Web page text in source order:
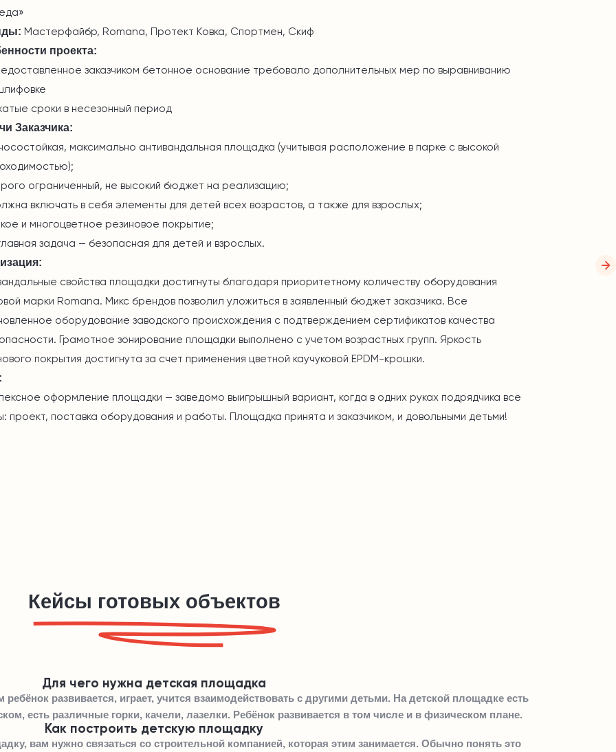
Мастерфайбр, Romana, Протект Ковка, Спортмен, Скиф
проекта:
заказчиком бетонное основание требовало дополнительных мер по выравниванию
сроки в несезонный период
Заказчика:
максимально антивандальная площадка (учитывая расположение в парке с высокой
ограниченный, не высокий бюджет на реализацию;
включать в себя элементы для детей всех возрастов, а также для взрослых;
и многоцветное резиновое покрытие;
задача — безопасная для детей и взрослых.
свойства площадки достигнуты благодаря приоритетному количеству оборудования
марки Romana. Микс брендов позволил уложиться в заявленный бюджет заказчика. Все
оборудование заводского происхождения с подтверждением сертификатов качества
Грамотное зонирование площадки выполнено с учетом возрастных групп. Яркость
покрытия достигнута за счет применения цветной каучуковой EPDM-крошки.
оформление площадки — заведомо выигрышный вариант, когда в одних руках подрядчика все
проект, поставка оборудования и работы. Площадка принята и заказчиком, и довольными детьми!
Кейсы готовых объектов
Для чего нужна детская площадка
развивается, играет, учится взаимодействовать с другими детьми. На детской площадке есть
есть различные горки, качели, лазелки. Ребёнок развивается в том числе и в физическом плане.
Как построить детскую площадку
вам нужно связаться со строительной компанией, которая этим занимается. Обычно понять это